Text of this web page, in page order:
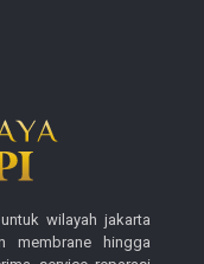
wilayah jakarta
membrane hingga